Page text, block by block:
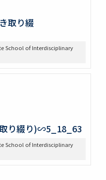
取り綴
School of Interdisciplinary
り綴り)∽5_18_63
School of Interdisciplinary